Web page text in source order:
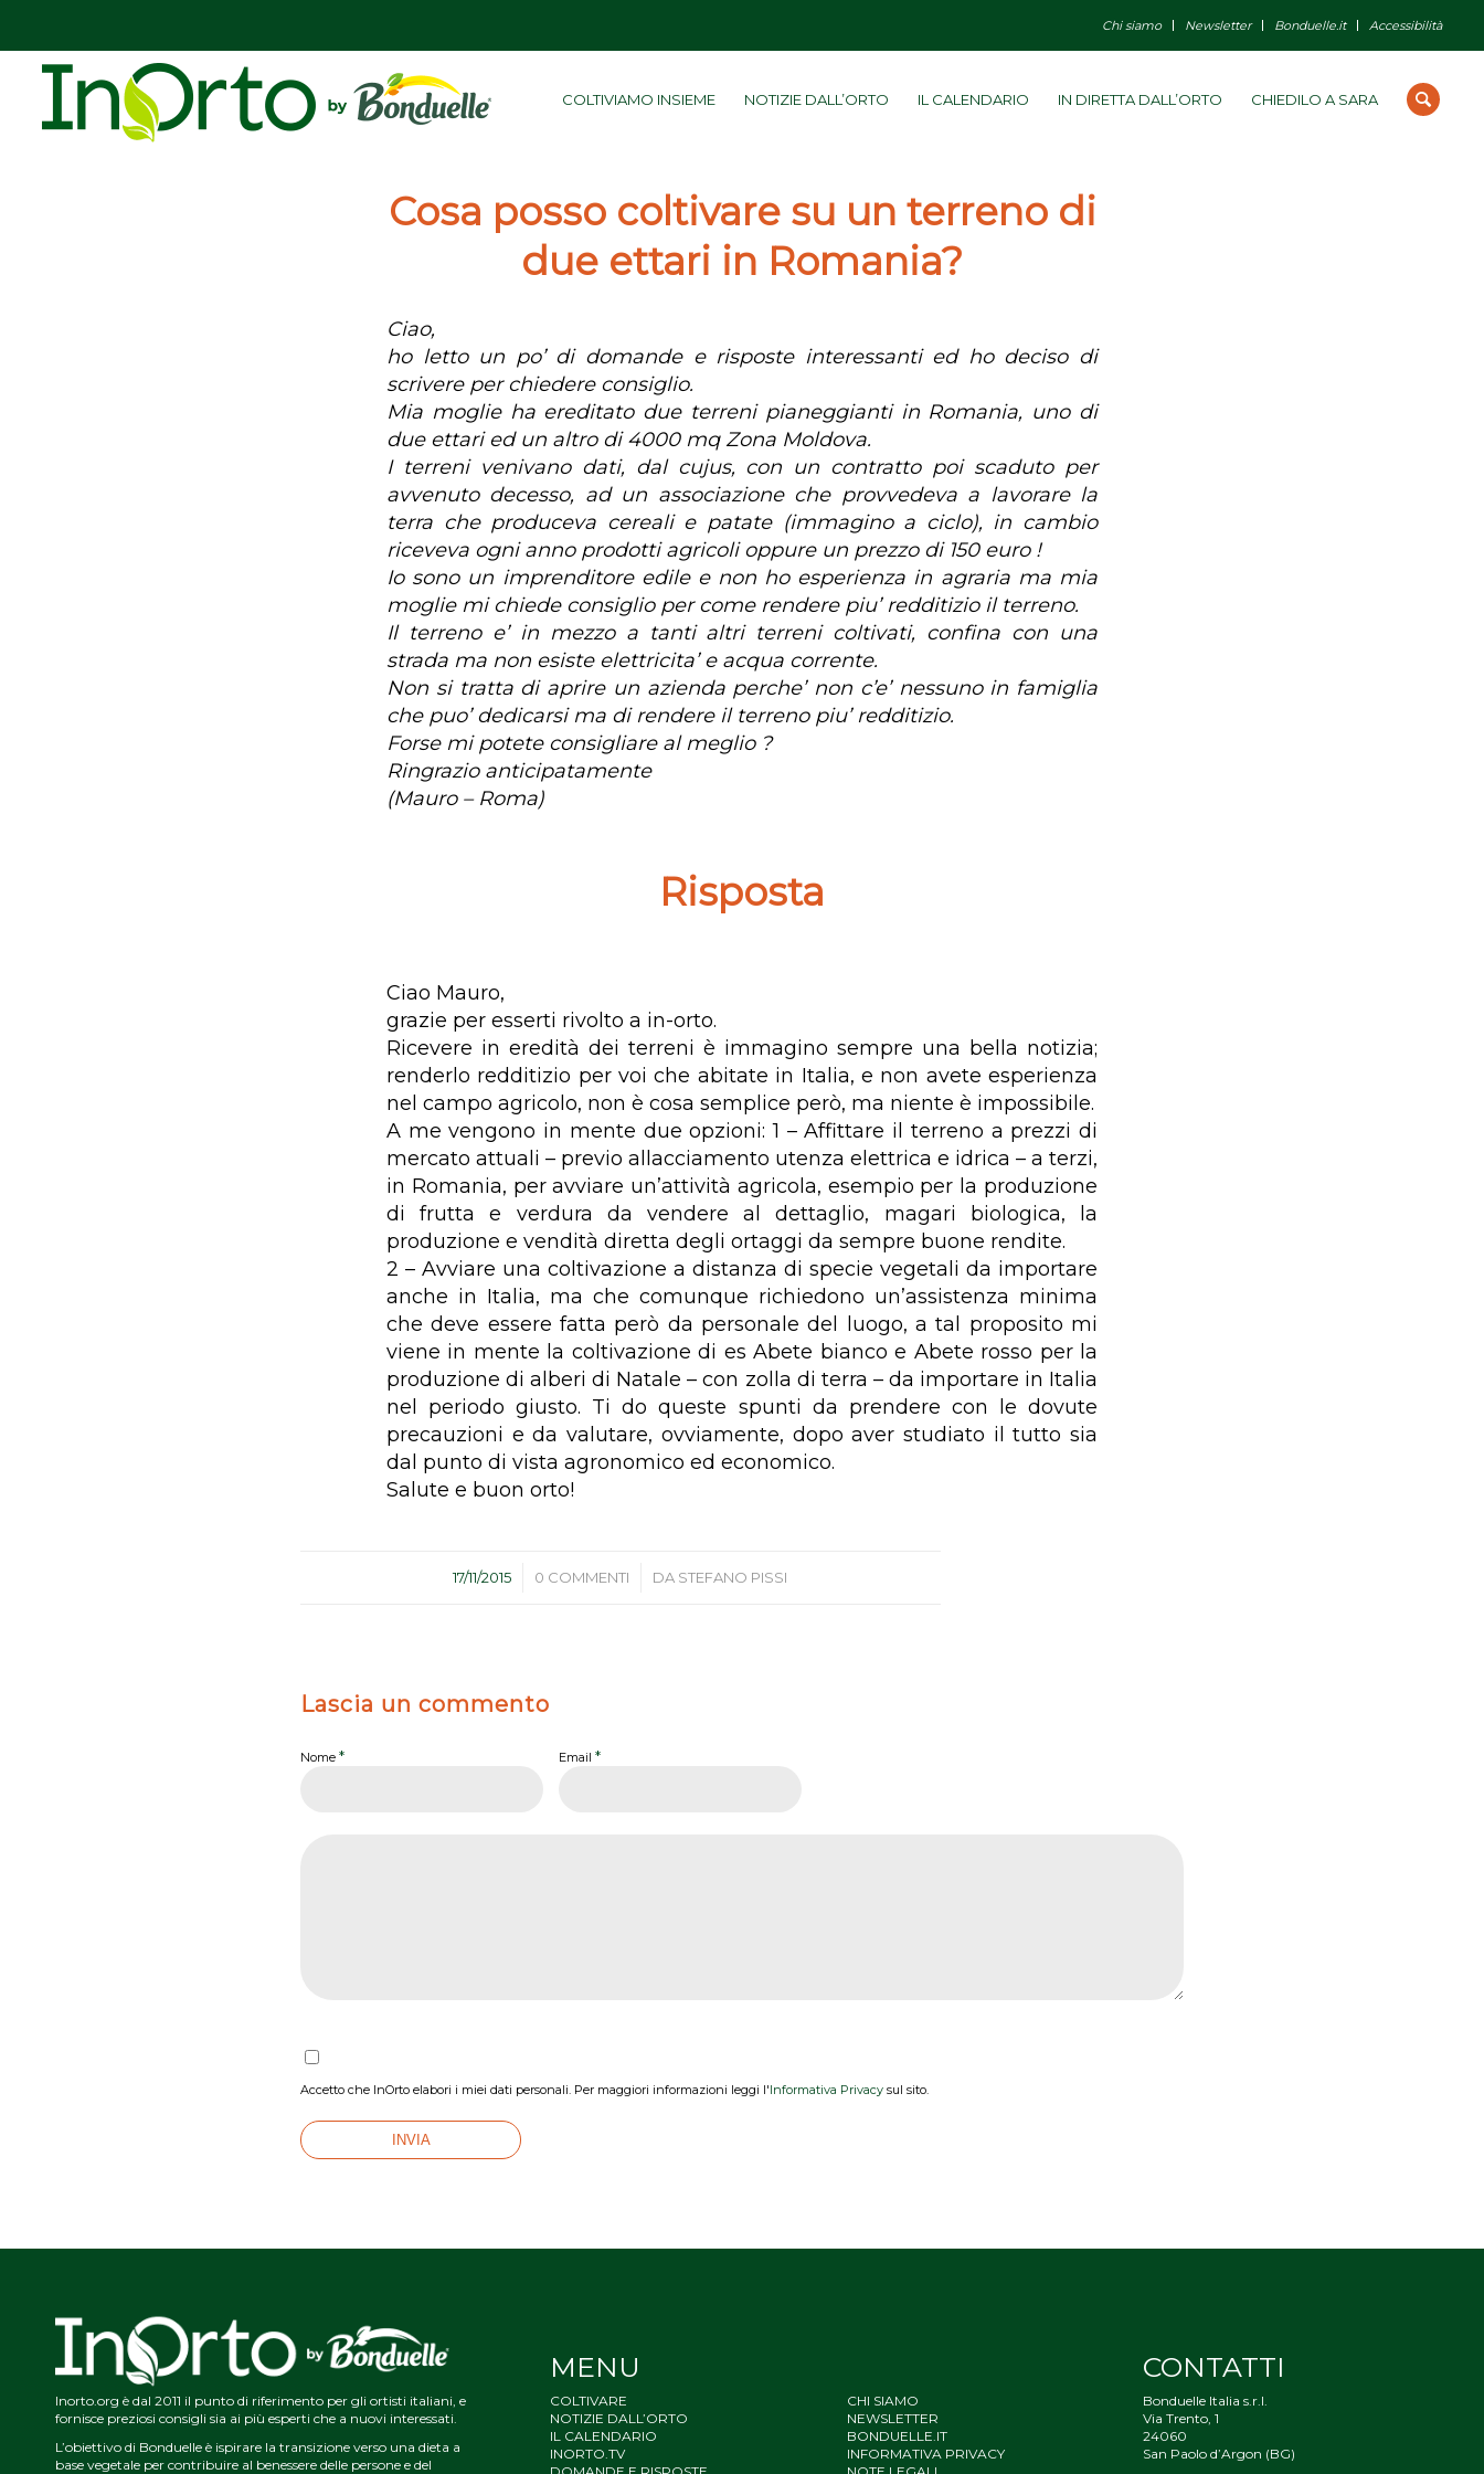
Chi siamo Newsletter Bonduelle.it Accessibilità
COLTIVIAMO INSIEME NOTIZIE DALL’ORTO IL CALENDARIO IN DIRETTA DALL’ORTO CHIEDILO A SARA
Cosa posso coltivare su un terreno di
due ettari in Romania?
Ciao,
ho letto un po’ di domande e risposte interessanti ed ho deciso di
scrivere per chiedere consiglio.
Mia moglie ha ereditato due terreni pianeggianti in Romania, uno di
due ettari ed un altro di 4000 mq Zona Moldova.
I terreni venivano dati, dal cujus, con un contratto poi scaduto per
avvenuto decesso, ad un associazione che provvedeva a lavorare la
terra che produceva cereali e patate (immagino a ciclo), in cambio
riceveva ogni anno prodotti agricoli oppure un prezzo di 150 euro !
Io sono un imprenditore edile e non ho esperienza in agraria ma mia
moglie mi chiede consiglio per come rendere piu’ redditizio il terreno.
Il terreno e’ in mezzo a tanti altri terreni coltivati, confina con una
strada ma non esiste elettricita’ e acqua corrente.
Non si tratta di aprire un azienda perche’ non c’e’ nessuno in famiglia
che puo’ dedicarsi ma di rendere il terreno piu’ redditizio.
Forse mi potete consigliare al meglio ?
Ringrazio anticipatamente
(Mauro – Roma)
Risposta
Ciao Mauro,
grazie per esserti rivolto a in-orto.
Ricevere in eredità dei terreni è immagino sempre una bella notizia;
renderlo redditizio per voi che abitate in Italia, e non avete esperienza
nel campo agricolo, non è cosa semplice però, ma niente è impossibile.
A me vengono in mente due opzioni: 1 – Affittare il terreno a prezzi di
mercato attuali – previo allacciamento utenza elettrica e idrica – a terzi,
in Romania, per avviare un’attività agricola, esempio per la produzione
di frutta e verdura da vendere al dettaglio, magari biologica, la
produzione e vendità diretta degli ortaggi da sempre buone rendite.
2 – Avviare una coltivazione a distanza di specie vegetali da importare
anche in Italia, ma che comunque richiedono un’assistenza minima
che deve essere fatta però da personale del luogo, a tal proposito mi
viene in mente la coltivazione di es Abete bianco e Abete rosso per la
produzione di alberi di Natale – con zolla di terra – da importare in Italia
nel periodo giusto. Ti do queste spunti da prendere con le dovute
precauzioni e da valutare, ovviamente, dopo aver studiato il tutto sia
dal punto di vista agronomico ed economico.
Salute e buon orto!
17/11/2015
/ 0 COMMENTI
/ DA STEFANO PISSI
Lascia un commento
Nome * Email *
Accetto che InOrto elabori i miei dati personali. Per maggiori informazioni leggi l'Informativa Privacy sul sito.
MENU CONTATTI
Inorto.org è dal 2011 il punto di riferimento per gli ortisti italiani, e
fornisce preziosi consigli sia ai più esperti che a nuovi interessati.
L’obiettivo di Bonduelle è ispirare la transizione verso una dieta a
base vegetale per contribuire al benessere delle persone e del
COLTIVARE
NOTIZIE DALL’ORTO
IL CALENDARIO
INORTO.TV
DOMANDE E RISPOSTE
CHI SIAMO
NEWSLETTER
BONDUELLE.IT
INFORMATIVA PRIVACY
NOTE LEGALI
Bonduelle Italia s.r.l.
Via Trento, 1
24060
San Paolo d’Argon (BG)